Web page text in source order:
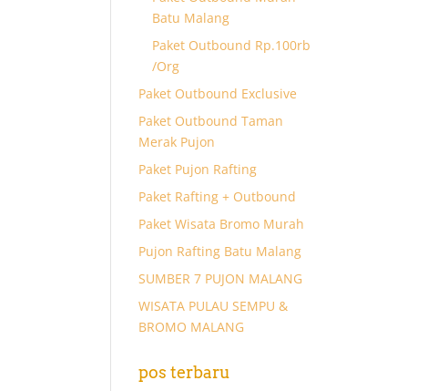
Batu Malang
Paket Outbound Rp.100rb
/Org
Paket Outbound Exclusive
Paket Outbound Taman
Merak Pujon
Paket Pujon Rafting
Paket Rafting + Outbound
Paket Wisata Bromo Murah
Pujon Rafting Batu Malang
SUMBER 7 PUJON MALANG
WISATA PULAU SEMPU &
BROMO MALANG
pos terbaru